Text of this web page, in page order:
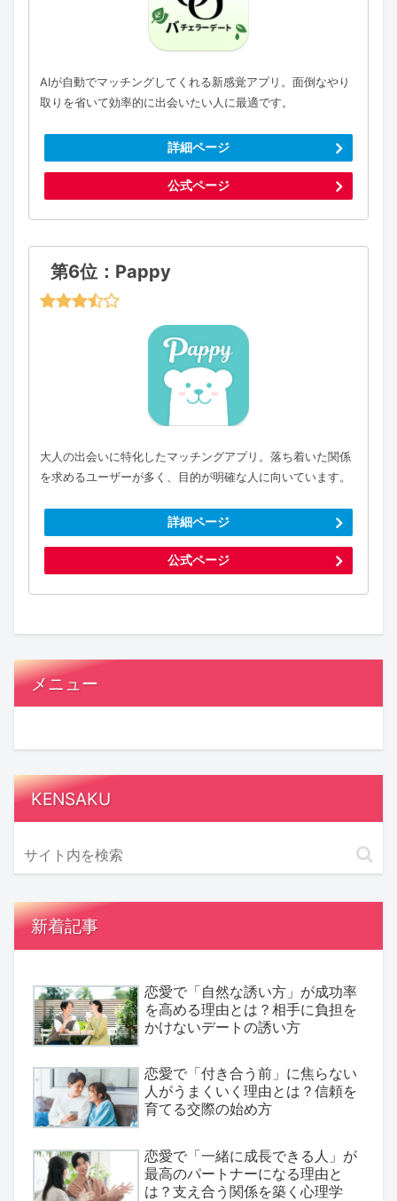
AIが自動でマッチングしてくれる新感覚アプリ。面倒なやり
取りを省いて効率的に出会いたい人に最適です。
詳細ページ
公式ページ
第6位：Pappy
大人の出会いに特化したマッチングアプリ。落ち着いた関係
を求めるユーザーが多く、目的が明確な人に向いています。
詳細ページ
公式ページ
メニュー
KENSAKU
新着記事
恋愛で「自然な誘い方」が成功率
を高める理由とは？相手に負担を
かけないデートの誘い方
恋愛で「付き合う前」に焦らない
人がうまくいく理由とは？信頼を
育てる交際の始め方
恋愛で「一緒に成長できる人」が
最高のパートナーになる理由と
は？支え合う関係を築く心理学